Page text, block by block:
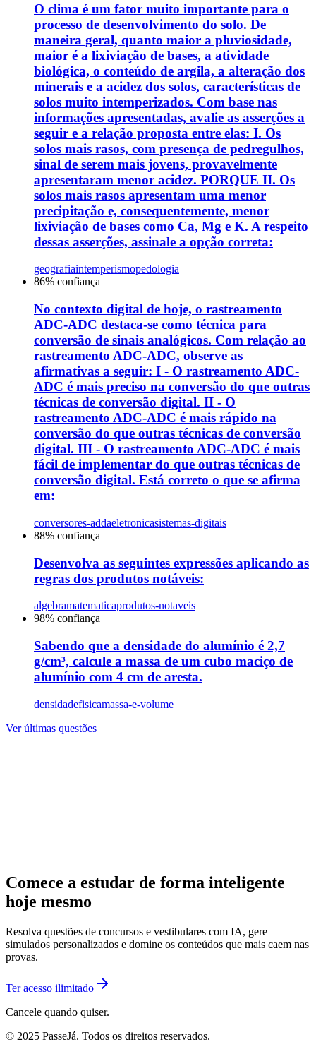
O clima é um fator muito importante para o
processo de desenvolvimento do solo. De
maneira geral, quanto maior a pluviosidade,
maior é a lixiviação de bases, a atividade
biológica, o conteúdo de argila, a alteração dos
minerais e a acidez dos solos, características de
solos muito intemperizados. Com base nas
informações apresentadas, avalie as asserções a
seguir e a relação proposta entre elas: I. Os
solos mais rasos, com presença de pedregulhos,
sinal de serem mais jovens, provavelmente
apresentaram menor acidez. PORQUE II. Os
solos mais rasos apresentam uma menor
precipitação e, consequentemente, menor
lixiviação de bases como Ca, Mg e K. A respeito
dessas asserções, assinale a opção correta:
geografiaintemperismopedologia
86% confiança
No contexto digital de hoje, o rastreamento
ADC-ADC destaca-se como técnica para
conversão de sinais analógicos. Com relação ao
rastreamento ADC-ADC, observe as
afirmativas a seguir: I - O rastreamento ADC-
ADC é mais preciso na conversão do que outras
técnicas de conversão digital. II - O
rastreamento ADC-ADC é mais rápido na
conversão do que outras técnicas de conversão
digital. III - O rastreamento ADC-ADC é mais
fácil de implementar do que outras técnicas de
conversão digital. Está correto o que se afirma
em:
conversores-addaeletronicasistemas-digitais
88% confiança
Desenvolva as seguintes expressões aplicando as
regras dos produtos notáveis:
algebramatematicaprodutos-notaveis
98% confiança
Sabendo que a densidade do alumínio é 2,7
g/cm³, calcule a massa de um cubo maciço de
alumínio com 4 cm de aresta.
densidadefisicamassa-e-volume
Ver últimas questões
Comece a estudar de forma inteligente
hoje mesmo
Resolva questões de concursos e vestibulares com IA, gere
simulados personalizados e domine os conteúdos que mais caem nas
provas.
Ter acesso ilimitado
Cancele quando quiser.
© 2025 PasseJá. Todos os direitos reservados.